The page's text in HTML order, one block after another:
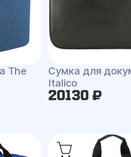
The
Сумка для
Italico
20130 ₽